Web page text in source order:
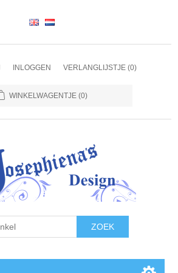
INLOGGEN VERLANGLIJSTJE (0)
WINKELWAGENTJE (0)
ZOEK